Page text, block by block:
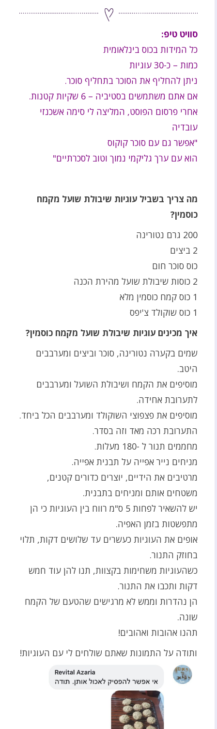
סוויט טיפ:
כל המידות בכוס בינלאומית
כמות – כ-30 עוגיות
ניתן להחליף את הסוכר בתחליף סוכר.
אם אתם משתמשים בסטיביה – 6 שקיות קטנות.
אחרי פרסום הפוסט, המליצה לי סימה אשכנזי
עובדיה
"אפשר גם עם סוכר קוקוס
הוא עם ערך גליקמי נמוך וטוב לסכרתיים"
מה צריך בשביל עוגיות שיבולת שועל מקמח
כוסמין?
200 גרם נטורינה
2 ביצים
כוס סוכר חום
2 כוסות שיבולת שועל מהירת הכנה
1 כוס קמח כוסמין מלא
1 כוס שוקולד צ'יפס
איך מכינים עוגיות שיבולת שועל מקמח כוסמין?
שמים בקערה נטורינה, סוכר וביצים ומערבבים
היטב.
מוסיפים את הקמח ושיבולת השועל ומערבבים
לתערובת אחידה.
מוסיפים את פצפוצי השוקולד ומערבבים הכל ביחד.
התערובת רכה מאד וזה בסדר.
מחממים תנור ל -180 מעלות.
מניחים נייר אפייה על תבנית אפייה.
מרטיבים את הידיים, יוצרים כדורים קטנים,
משטחים אותם ומניחים בתבנית.
יש להשאיר לפחות 5 ס"מ רווח בין העוגיות כי הן
מתפשטות בזמן האפיה.
אופים את העוגיות כעשרים עד שלושים דקות, תלוי
בחוזק התנור.
כשהעוגיות משחימות בקצוות, תנו להן עוד חמש
דקות ותכבו את התנור.
הן נהדרות וממש לא מרגישים שהטעם של הקמח
שונה.
תהנו אהובות ואהובים!
ותודה על התמונות שאתם שולחים לי עם העוגיות!